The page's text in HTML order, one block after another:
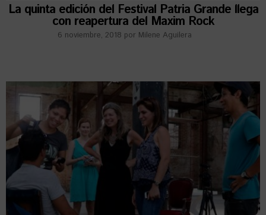
La quinta edición del Festival Patria Grande llega
con reapertura del Maxim Rock
6 noviembre, 2018 por Milene Aguilera